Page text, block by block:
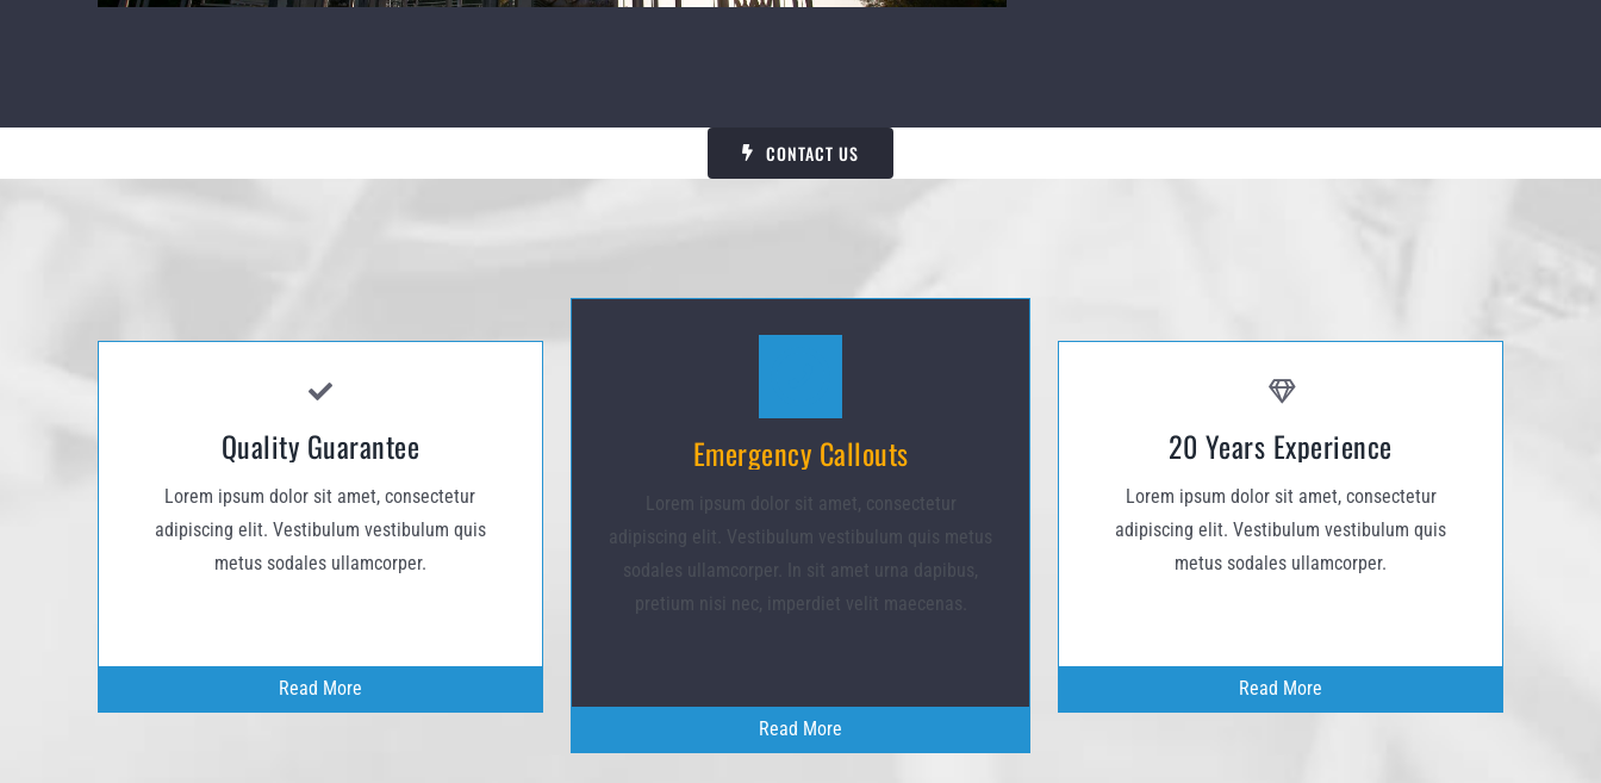
CONTACT US
Quality Guarantee
Lorem ipsum dolor sit amet, consectetur
adipiscing elit. Vestibulum vestibulum quis
metus sodales ullamcorper.
Read More
Emergency Callouts
Lorem ipsum dolor sit amet, consectetur
adipiscing elit. Vestibulum vestibulum quis metus
sodales ullamcorper. In sit amet urna dapibus,
pretium nisi nec, imperdiet velit maecenas.
Read More
20 Years Experience
Lorem ipsum dolor sit amet, consectetur
adipiscing elit. Vestibulum vestibulum quis
metus sodales ullamcorper.
Read More